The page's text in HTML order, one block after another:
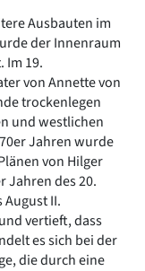
Ausbauten im
der Innenraum
Im 19.
von Annette von
trockenlegen
und westlichen
Jahren wurde
von Hilger
Jahren des 20.
II.
vertieft, dass
es sich bei der
die durch eine